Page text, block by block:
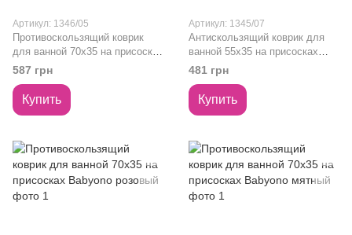
Артикул: 1346/05
Противоскользящий коврик
для ванной 70x35 на присосках
Babyono голубой
587 грн
Купить
Артикул: 1345/07
Антискользящий коврик для
ванной 55х35 на присосках
Babyono зелёный
481 грн
Купить